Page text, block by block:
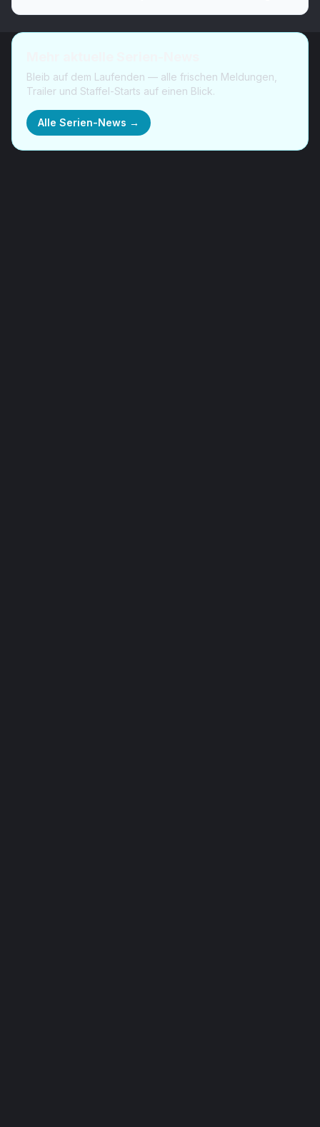
Bleib auf dem Laufenden — alle frischen Meldungen,
Trailer und Staffel-Starts auf einen Blick.
Alle Serien-News →